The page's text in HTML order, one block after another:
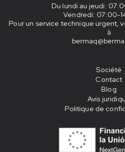
Du lundi au jeudi:
Vendredi: 07:00-
Pour un service technique urgent,
à
Société
Contact
Blog
Avis
Politique de